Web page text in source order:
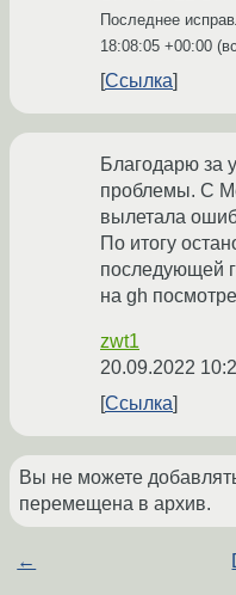
Последнее
18:08:05 +00:00
Ссылка
Благодарю за
проблемы. С
вылетала
По итогу
последующей
на gh
zwt1
20.09.2022
Ссылка
Вы не можете
перемещена в архив.
←